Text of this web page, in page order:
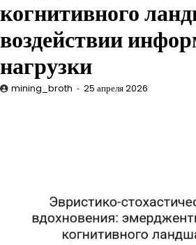
когнитивного
воздействии
нагрузки
mining_broth 25 апреля 2026